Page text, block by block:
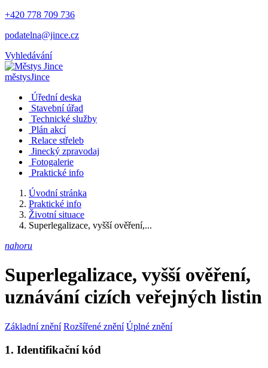
+420 778 709 736
podatelna@jince.cz
Vyhledávání
městysJince
Úřední deska
Stavební úřad
Technické služby
Plán akcí
Relace střeleb
Jinecký zpravodaj
Fotogalerie
Praktické info
Úvodní stránka
Praktické info
Životní situace
Superlegalizace, vyšší ověření,...
nahoru
Superlegalizace, vyšší ověření,
uznávání cizích veřejných listin
Základní znění Rozšířené znění Úplné znění
1. Identifikační kód